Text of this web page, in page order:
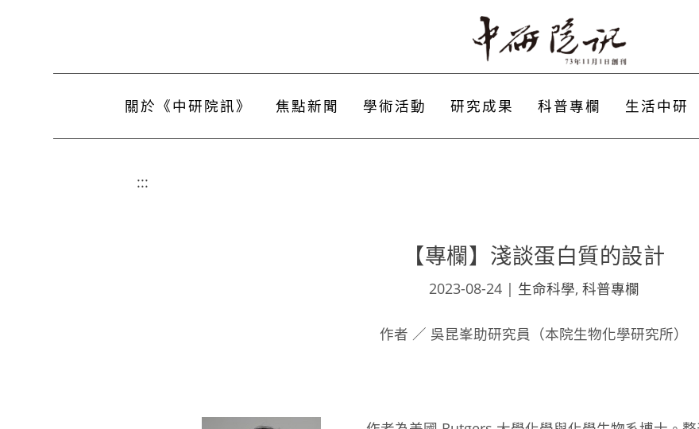
關於《中研院訊》 焦點新聞 學術活動 研究成果 科普專欄 生活中研
:::
【專欄】淺談蛋白質的設計
2023-08-24| 生命科學, 科普專欄
作者 ／ 吳昆峯助研究員（本院生物化學研究所）